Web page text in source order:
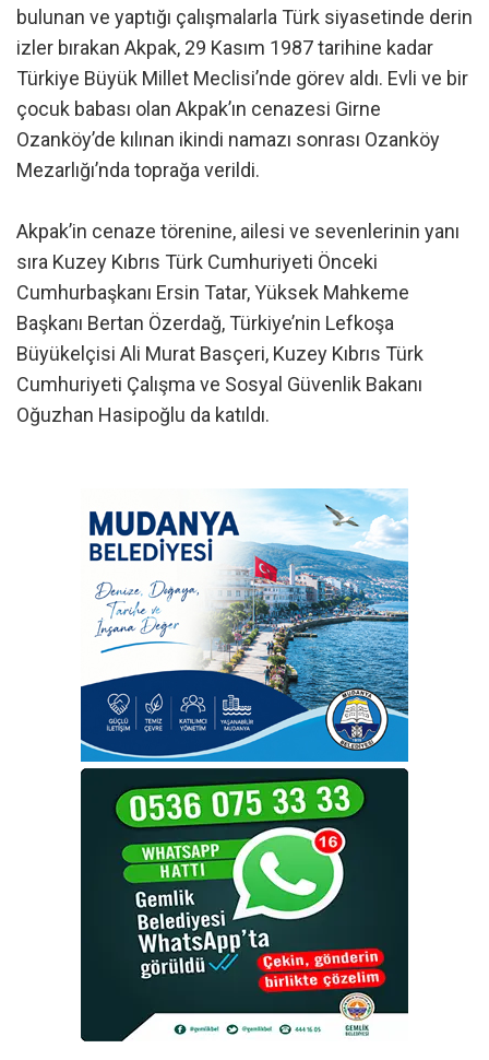
bulunan ve yaptığı çalışmalarla Türk siyasetinde derin
izler bırakan Akpak, 29 Kasım 1987 tarihine kadar
Türkiye Büyük Millet Meclisi’nde görev aldı. Evli ve bir
çocuk babası olan Akpak’ın cenazesi Girne
Ozanköy’de kılınan ikindi namazı sonrası Ozanköy
Mezarlığı’nda toprağa verildi.
Akpak’in cenaze törenine, ailesi ve sevenlerinin yanı
sıra Kuzey Kıbrıs Türk Cumhuriyeti Önceki
Cumhurbaşkanı Ersin Tatar, Yüksek Mahkeme
Başkanı Bertan Özerdağ, Türkiye’nin Lefkoşa
Büyükelçisi Ali Murat Basçeri, Kuzey Kıbrıs Türk
Cumhuriyeti Çalışma ve Sosyal Güvenlik Bakanı
Oğuzhan Hasipoğlu da katıldı.